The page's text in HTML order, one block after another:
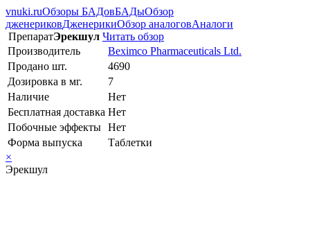
vnuki.ruОбзоры БАДовБАДыОбзор
дженериковДженерикиОбзор аналоговАналоги
ПрепаратЭрекшул Читать обзор
Производитель
Beximco Pharmaceuticals Ltd.
Продано шт.
4690
Дозировка в мг.
7
Наличие
Нет
Бесплатная доставка Нет
Побочные эффекты Нет
Форма выпуска
Таблетки
×
Эрекшул